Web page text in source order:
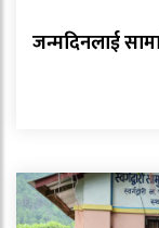
जन्मदिनलाई